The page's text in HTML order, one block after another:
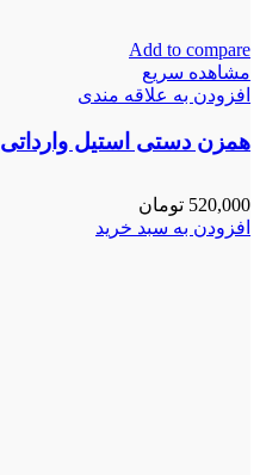
Add to compare
مشاهده سریع
افزودن به علاقه مندی
همزن دستی استیل وارداتی
520,000 تومان
افزودن به سبد خرید